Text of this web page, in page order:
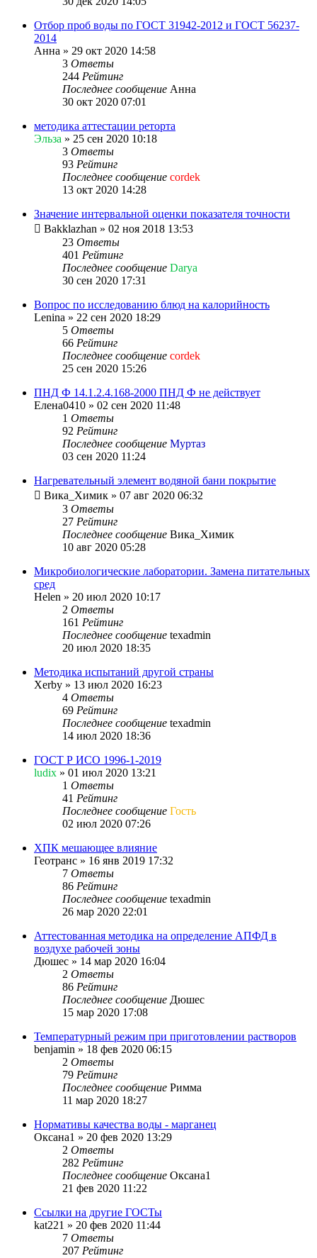
Отбор проб воды по ГОСТ 31942-2012 и ГОСТ 56237-
2014
Анна » 29 окт 2020 14:58
3 Ответы
244 Рейтинг
Последнее сообщение Анна
30 окт 2020 07:01
методика аттестации реторта
Эльза » 25 сен 2020 10:18
3 Ответы
93 Рейтинг
Последнее сообщение cordek
13 окт 2020 14:28
Значение интервальной оценки показателя точности
Bakklazhan » 02 ноя 2018 13:53
23 Ответы
401 Рейтинг
Последнее сообщение Darya
30 сен 2020 17:31
Вопрос по исследованию блюд на калорийность
Lenina » 22 сен 2020 18:29
5 Ответы
66 Рейтинг
Последнее сообщение cordek
25 сен 2020 15:26
ПНД Ф 14.1.2.4.168-2000 ПНД Ф не действует
Елена0410 » 02 сен 2020 11:48
1 Ответы
92 Рейтинг
Последнее сообщение Муртаз
03 сен 2020 11:24
Нагревательный элемент водяной бани покрытие
Вика_Химик » 07 авг 2020 06:32
3 Ответы
27 Рейтинг
Последнее сообщение Вика_Химик
10 авг 2020 05:28
Микробиологические лаборатории. Замена питательных
сред
Helen » 20 июл 2020 10:17
2 Ответы
161 Рейтинг
Последнее сообщение texadmin
20 июл 2020 18:35
Методика испытаний другой страны
Xerby » 13 июл 2020 16:23
4 Ответы
69 Рейтинг
Последнее сообщение texadmin
14 июл 2020 18:36
ГОСТ Р ИСО 1996-1-2019
ludix » 01 июл 2020 13:21
1 Ответы
41 Рейтинг
Последнее сообщение Гость
02 июл 2020 07:26
ХПК мешающее влияние
Геотранс » 16 янв 2019 17:32
7 Ответы
86 Рейтинг
Последнее сообщение texadmin
26 мар 2020 22:01
Аттестованная методика на определение АПФД в
воздухе рабочей зоны
Дюшес » 14 мар 2020 16:04
2 Ответы
86 Рейтинг
Последнее сообщение Дюшес
15 мар 2020 17:08
Температурный режим при приготовлении растворов
benjamin » 18 фев 2020 06:15
2 Ответы
79 Рейтинг
Последнее сообщение Римма
11 мар 2020 18:27
Нормативы качества воды - марганец
Оксана1 » 20 фев 2020 13:29
2 Ответы
282 Рейтинг
Последнее сообщение Оксана1
21 фев 2020 11:22
Ссылки на другие ГОСТы
kat221 » 20 фев 2020 11:44
7 Ответы
207 Рейтинг